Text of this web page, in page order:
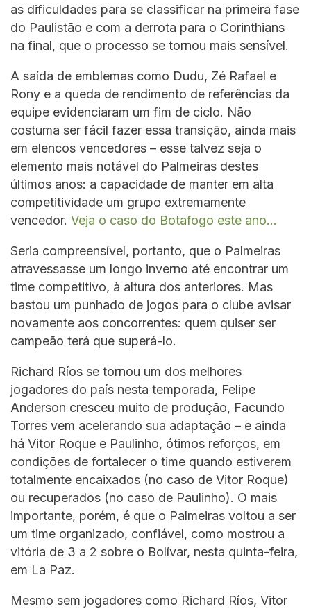
as dificuldades para se classificar na primeira fase
do Paulistão e com a derrota para o Corinthians
na final, que o processo se tornou mais sensível.
A saída de emblemas como Dudu, Zé Rafael e
Rony e a queda de rendimento de referências da
equipe evidenciaram um fim de ciclo. Não
costuma ser fácil fazer essa transição, ainda mais
em elencos vencedores – esse talvez seja o
elemento mais notável do Palmeiras destes
últimos anos: a capacidade de manter em alta
competitividade um grupo extremamente
vencedor. Veja o caso do Botafogo este ano…
Seria compreensível, portanto, que o Palmeiras
atravessasse um longo inverno até encontrar um
time competitivo, à altura dos anteriores. Mas
bastou um punhado de jogos para o clube avisar
novamente aos concorrentes: quem quiser ser
campeão terá que superá-lo.
Richard Ríos se tornou um dos melhores
jogadores do país nesta temporada, Felipe
Anderson cresceu muito de produção, Facundo
Torres vem acelerando sua adaptação – e ainda
há Vitor Roque e Paulinho, ótimos reforços, em
condições de fortalecer o time quando estiverem
totalmente encaixados (no caso de Vitor Roque)
ou recuperados (no caso de Paulinho). O mais
importante, porém, é que o Palmeiras voltou a ser
um time organizado, confiável, como mostrou a
vitória de 3 a 2 sobre o Bolívar, nesta quinta-feira,
em La Paz.
Mesmo sem jogadores como Richard Ríos, Vitor